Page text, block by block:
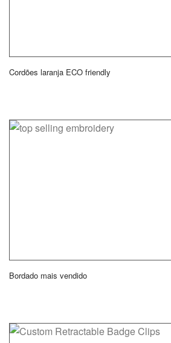
Cordões laranja ECO friendly
Bordado mais vendido